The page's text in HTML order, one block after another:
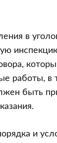
в
работы, в
быть
и